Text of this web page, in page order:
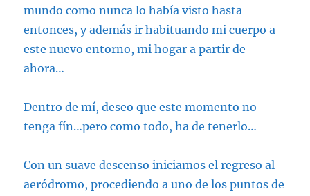
mundo como nunca lo había visto hasta
entonces, y además ir habituando mi cuerpo a
este nuevo entorno, mi hogar a partir de
ahora…
Dentro de mí, deseo que este momento no
tenga fín…pero como todo, ha de tenerlo…
Con un suave descenso iniciamos el regreso al
aeródromo, procediendo a uno de los puntos de